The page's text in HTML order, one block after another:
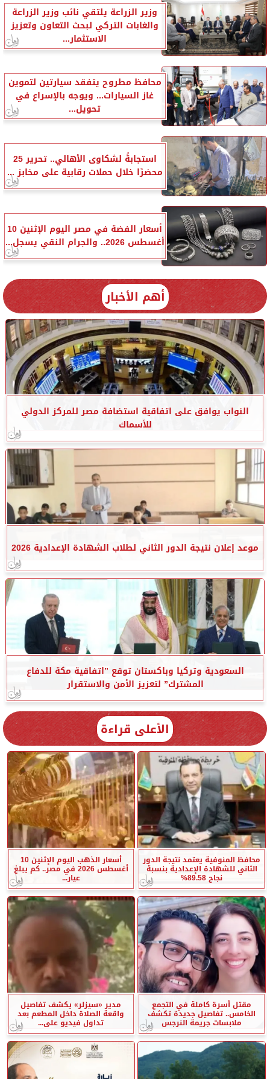
وزير الزراعة يلتقي نائب وزير الزراعة
والغابات التركي لبحث التعاون وتعزيز
الاستثمار...
محافظ مطروح يتفقد سيارتين لتموين
غاز السيارات... ويوجه بالإسراع في
تحويل...
استجابةً لشكاوى الأهالي.. تحرير 25
محضرًا خلال حملات رقابية على مخابز ...
أسعار الفضة في مصر اليوم الإثنين 10
أغسطس 2026.. والجرام النقي يسجل...
أهم الأخبار
النواب يوافق على اتفاقية استضافة مصر للمركز الدولي
للأسماك
موعد إعلان نتيجة الدور الثاني لطلاب الشهادة الإعدادية 2026
السعودية وتركيا وباكستان توقع ”اتفاقية مكة للدفاع
المشترك” لتعزيز الأمن والاستقرار
الأعلى قراءة
محافظ المنوفية يعتمد نتيجة الدور
الثاني للشهادة الإعدادية بنسبة
نجاح 89.58%
أسعار الذهب اليوم الإثنين 10
أغسطس 2026 في مصر.. كم يبلغ
عيار...
مقتل أسرة كاملة في التجمع
الخامس.. تفاصيل جديدة تكشف
ملابسات جريمة النرجس
مدير «سيزلر» يكشف تفاصيل
واقعة الصلاة داخل المطعم بعد
تداول فيديو على...